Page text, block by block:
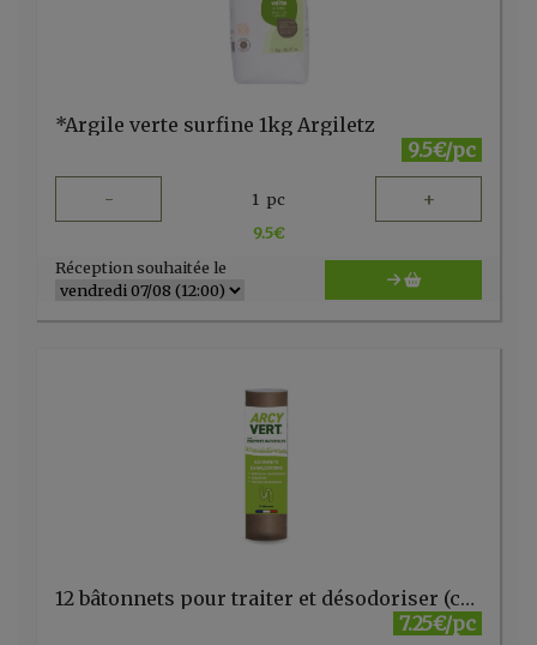
*Argile verte surfine 1kg Argiletz
9.5€/pc
- 1 pc +
9.5€
Réception souhaitée le
12 bâtonnets pour traiter et désodoriser (canalisations/siphons) ARCY VERT
7.25€/pc